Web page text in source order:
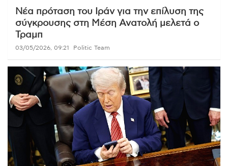
Νέα πρόταση του Ιράν για την επίλυση της
σύγκρουσης στη Μέση Ανατολή μελετά ο
Τραμπ
03/05/2026, 09:21 Politic Team